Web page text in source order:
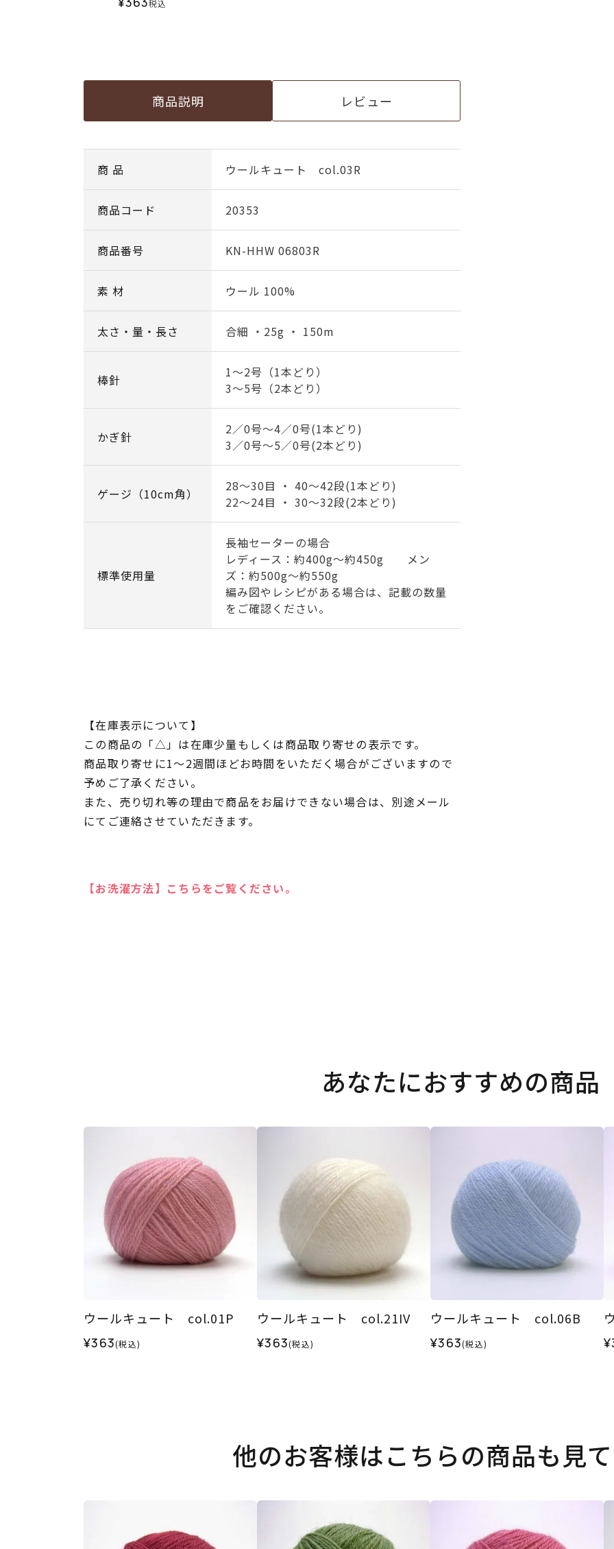
税込
商品説明 レビュー
商 品 ウールキュート col.03R
商品コード 20353
商品番号 KN-HHW 06803R
素 材 ウール 100%
太さ・量・長さ 合細 ・25g ・ 150m
棒針
1～2号（1本どり）
3～5号（2本どり）
かぎ針
2／0号～4／0号(1本どり)
3／0号～5／0号(2本どり)
ゲージ（10cm角）
28～30目 ・ 40～42段(1本どり)
22～24目 ・ 30～32段(2本どり)
標準使用量
長袖セーターの場合
レディース：約400g～約450g メン
ズ：約500g～約550g
編み図やレシピがある場合は、記載の数量
をご確認ください。
【在庫表示について】
この商品の「△」は在庫少量もしくは商品取り寄せの表示です。
商品取り寄せに1～2週間ほどお時間をいただく場合がございますので
予めご了承ください。
また、売り切れ等の理由で商品をお届けできない場合は、別途メール
にてご連絡させていただきます。
【お洗濯方法】こちらをご覧ください。
あなたにおすすめの商品
ウールキュート col.01P
¥363(税込)
ウールキュート col.21IV
¥363(税込)
ウールキュート col.06B
¥363(税込)
他のお客様はこちらの商品も見